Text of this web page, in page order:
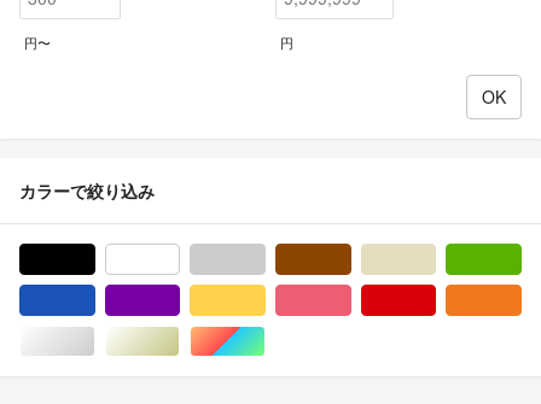
円〜 円
カラーで絞り込み
シルバー/銀色系ゴールド/金色系マルチカラー